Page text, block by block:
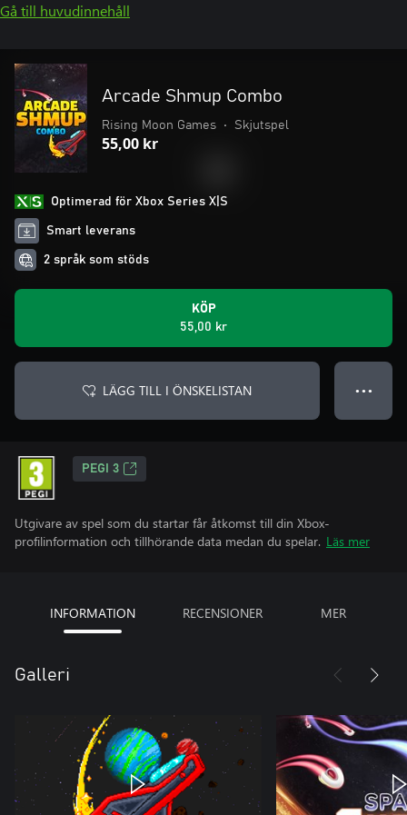
Gå till huvudinnehåll
Arcade Shmup Combo
Rising Moon Games • Skjutspel
55,00 kr
Optimerad för Xbox Series X|S
Smart leverans
2 språk som stöds
KÖP
55,00 kr
LÄGG TILL I ÖNSKELISTAN ● ● ●
PEGI 3
Utgivare av spel som du startar får åtkomst till din Xbox-
profilinformation och tillhörande data medan du spelar. Läs mer
INFORMATION RECENSIONER MER
Galleri